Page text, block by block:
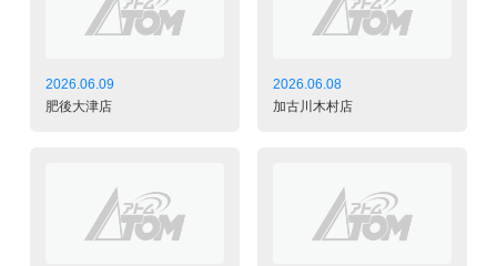
2026.06.09
肥後大津店
2026.06.08
加古川木村店